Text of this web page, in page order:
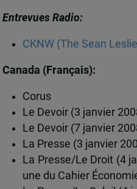
Entrevues Radio:
CKNW (The Sean
Canada (Français):
Corus
Le Devoir (3 janvier
Le Devoir (7 janvier
La Presse (3 janvier
La Presse/Le Droit (4
une du Cahier